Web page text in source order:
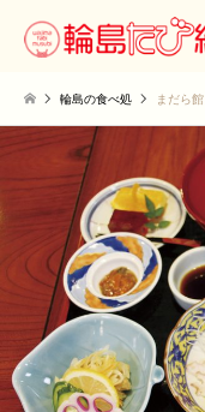
輪島の食べ処 まだら館